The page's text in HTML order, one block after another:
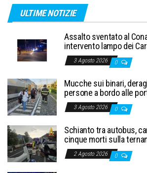
ULTIME NOTIZIE
Assalto sventato al
intervento lampo dei
3 Agosto 2026 0
Mucche sui binari,
persone a bordo alle
3 Agosto 2026 0
Schianto tra autobus,
cinque morti sulla
2 Agosto 2026 0